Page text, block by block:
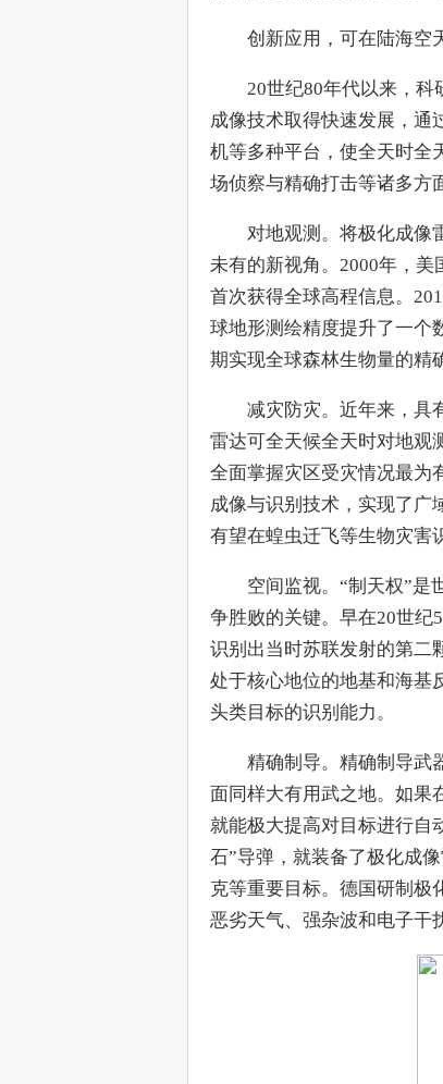
创新应用，可在陆海空
20世纪80年代以来，科
成像技术取得快速发展，通
机等多种平台，使全天时全
场侦察与精确打击等诸多
对地观测。将极化成像雷
未有的新视角。2000年，美
首次获得全球高程信息。
球地形测绘精度提升了一个
期实现全球森林生物量的精
减灾防灾。近年来，具有
雷达可全天候全天时对地观
全面掌握灾区受灾情况最为
成像与识别技术，实现了广
有望在蝗虫迁飞等生物灾害
空间监视。“制天权”是世
争胜败的关键。早在20世纪
识别出当时苏联发射的第二
处于核心地位的地基和海基
头类目标的识别能力。
精确制导。精确制导武器
面同样大有用武之地。如果
就能极大提高对目标进行自
石”导弹，就装备了极化成
克等重要目标。德国研制极
恶劣天气、强杂波和电子干